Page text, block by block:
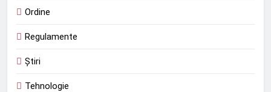
Ordine
Regulamente
Știri
Tehnologie